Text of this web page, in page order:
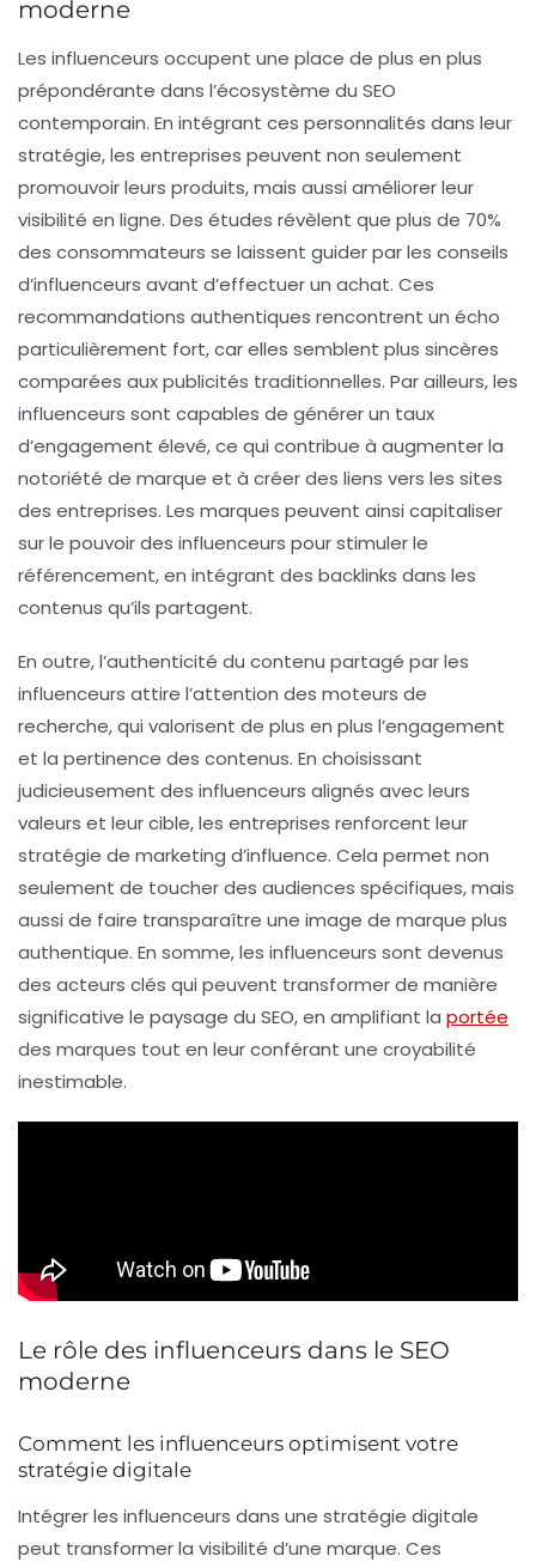
moderne
Les influenceurs occupent une place de plus en plus
prépondérante dans l’écosystème du SEO
contemporain. En intégrant ces personnalités dans leur
stratégie, les entreprises peuvent non seulement
promouvoir leurs produits, mais aussi améliorer leur
visibilité en ligne. Des études révèlent que plus de 70%
des consommateurs se laissent guider par les conseils
d’influenceurs avant d’effectuer un achat. Ces
recommandations authentiques rencontrent un écho
particulièrement fort, car elles semblent plus sincères
comparées aux publicités traditionnelles. Par ailleurs, les
influenceurs sont capables de générer un taux
d’engagement élevé, ce qui contribue à augmenter la
notoriété de marque et à créer des liens vers les sites
des entreprises. Les marques peuvent ainsi capitaliser
sur le pouvoir des influenceurs pour stimuler le
référencement, en intégrant des backlinks dans les
contenus qu’ils partagent.
En outre, l’authenticité du contenu partagé par les
influenceurs attire l’attention des moteurs de
recherche, qui valorisent de plus en plus l’engagement
et la pertinence des contenus. En choisissant
judicieusement des influenceurs alignés avec leurs
valeurs et leur cible, les entreprises renforcent leur
stratégie de marketing d’influence. Cela permet non
seulement de toucher des audiences spécifiques, mais
aussi de faire transparaître une image de marque plus
authentique. En somme, les influenceurs sont devenus
des acteurs clés qui peuvent transformer de manière
significative le paysage du SEO, en amplifiant la portée
des marques tout en leur conférant une croyabilité
inestimable.
Le rôle des influenceurs dans le SEO
moderne
Comment les influenceurs optimisent votre
stratégie digitale
Intégrer les influenceurs dans une stratégie digitale
peut transformer la visibilité d’une marque. Ces